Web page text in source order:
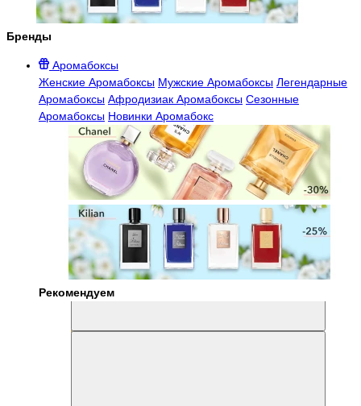
Бренды
Аромабоксы
Женские Аромабоксы Мужские Аромабоксы Легендарные
Аромабоксы Афродизиак Аромабоксы Сезонные
Аромабоксы Новинки Аромабокс
Рекомендуем